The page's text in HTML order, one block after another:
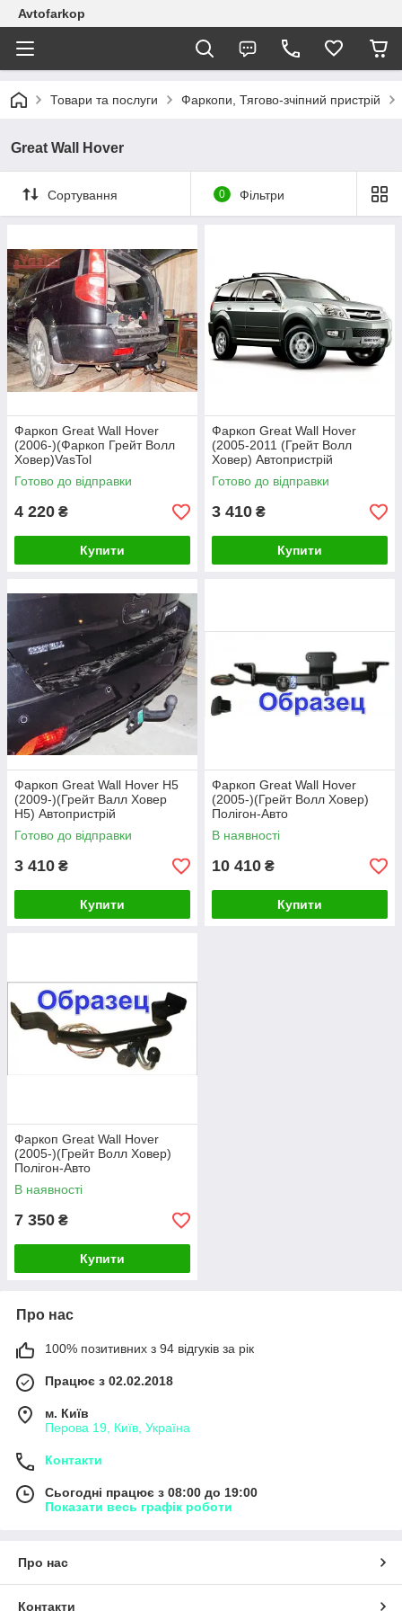
Avtofarkop
Товари та послуги Фаркопи, Тягово-зчіпний пристрій
Great Wall Hover
Сортування 0 Фільтри
Фаркоп Great Wall Hover
(2006-)(Фаркоп Грейт Волл
Ховер)VasTol
Готово до відправки
4 220 ₴
Купити
Фаркоп Great Wall Hover
(2005-2011 (Грейт Волл
Ховер) Автопристрій
Готово до відправки
3 410 ₴
Купити
Фаркоп Great Wall Hover H5
(2009-)(Грейт Валл Ховер
Н5) Автопристрій
Готово до відправки
3 410 ₴
Купити
Фаркоп Great Wall Hover
(2005-)(Грейт Волл Ховер)
Полігон-Авто
В наявності
10 410 ₴
Купити
Фаркоп Great Wall Hover
(2005-)(Грейт Волл Ховер)
Полігон-Авто
В наявності
7 350 ₴
Купити
Про нас
100% позитивних з 94 відгуків за рік
Працює з 02.02.2018
м. Київ
Перова 19, Київ, Україна
Контакти
Сьогодні працює з 08:00 до 19:00
Показати весь графік роботи
Про нас
Контакти